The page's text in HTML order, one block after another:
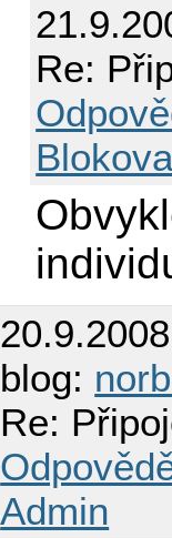
Re:
blog:
Re:
Admin